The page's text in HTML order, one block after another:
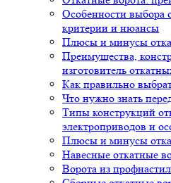
Особенности выбора
критерии и нюансы
Плюсы и минусы
Преимущества,
изготовитель
Как правильно
Что нужно знать
Типы конструкций
электроприводов и
Плюсы и минусы
Навесные откатные
Ворота из